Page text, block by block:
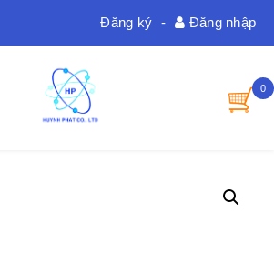
Đăng nhập
-
Đăng ký
0